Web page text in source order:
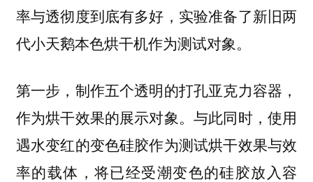
率与透彻度到底有多好，实验准备了新旧两
代小天鹅本色烘干机作为测试对象。
第一步，制作五个透明的打孔亚克力容器，
作为烘干效果的展示对象。与此同时，使用
遇水变红的变色硅胶作为测试烘干效果与效
率的载体，将已经受潮变色的硅胶放入容